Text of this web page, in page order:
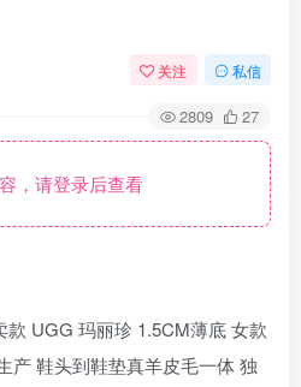
关注 私信
2809 27
，请登录后查看
款 UGG 玛丽珍 1.5CM薄底 女款
产 鞋头到鞋垫真羊皮毛一体 独